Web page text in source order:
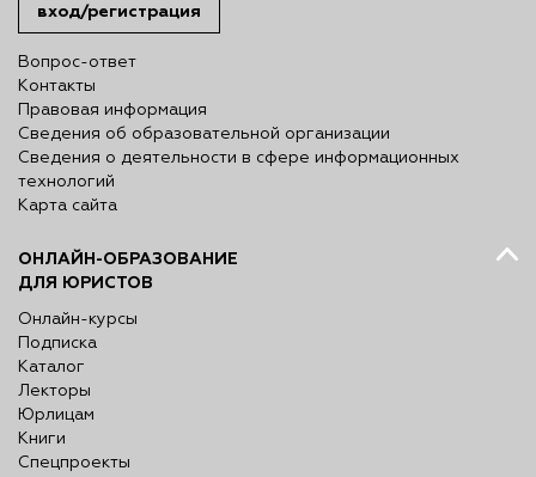
вход/регистрация
Вопрос-ответ
Контакты
Правовая информация
Сведения об образовательной организации
Сведения о деятельности в сфере информационных
технологий
Карта сайта
ОНЛАЙН-ОБРАЗОВАНИЕ
ДЛЯ ЮРИСТОВ
Онлайн-курсы
Подписка
Каталог
Лекторы
Юрлицам
Книги
Спецпроекты